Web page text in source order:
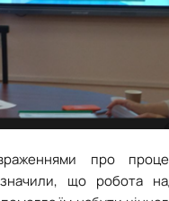
про
що робота